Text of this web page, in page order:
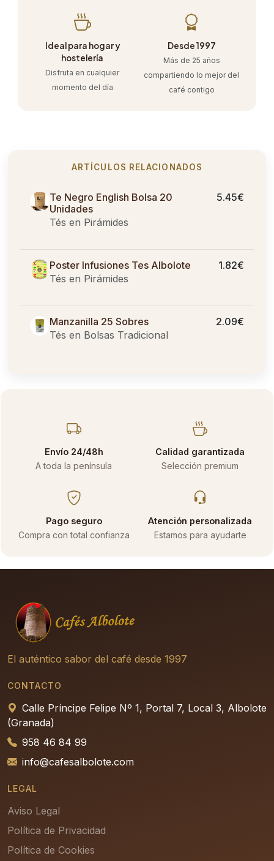
Ideal para hogar y
hostelería
Disfruta en cualquier
momento del día
Desde 1997
Más de 25 años
compartiendo lo mejor del
café contigo
ARTÍCULOS RELACIONADOS
Te Negro English Bolsa 20
Unidades
Tés en Pirámides
5.45€
Poster Infusiones Tes Albolote
Tés en Pirámides
1.82€
Manzanilla 25 Sobres
Tés en Bolsas Tradicional
2.09€
Envío 24/48h
A toda la península
Calidad garantizada
Selección premium
Pago seguro
Compra con total confianza
Atención personalizada
Estamos para ayudarte
El auténtico sabor del café desde 1997
CONTACTO
Calle Príncipe Felipe Nº 1, Portal 7, Local 3, Albolote
(Granada)
958 46 84 99
info@cafesalbolote.com
LEGAL
Aviso Legal
Política de Privacidad
Política de Cookies